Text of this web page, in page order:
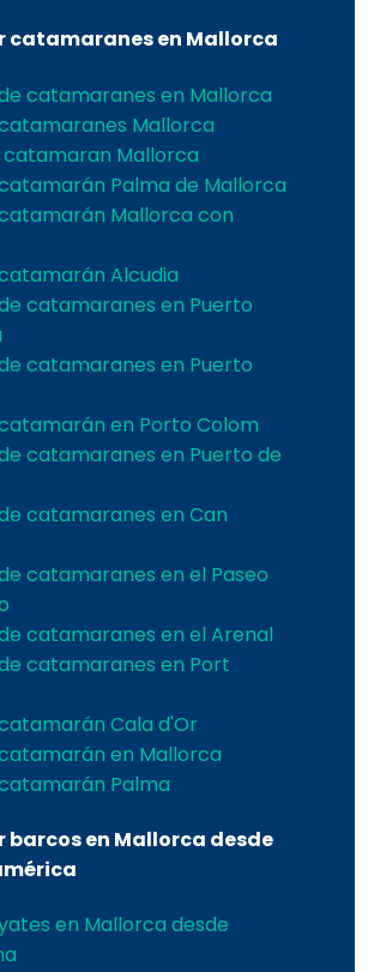
catamaranes en Mallorca
catamaranes en Mallorca
Mallorca
Mallorca
Palma de Mallorca
Mallorca con
Alcudia
catamaranes en Puerto
catamaranes en Puerto
en Porto Colom
catamaranes en Puerto de
catamaranes en Can
catamaranes en el Paseo
catamaranes en el Arenal
catamaranes en Port
Cala d'Or
en Mallorca
Palma
barcos en Mallorca desde
en Mallorca desde